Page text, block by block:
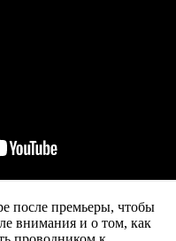
после премьеры, чтобы
внимания и о том, как